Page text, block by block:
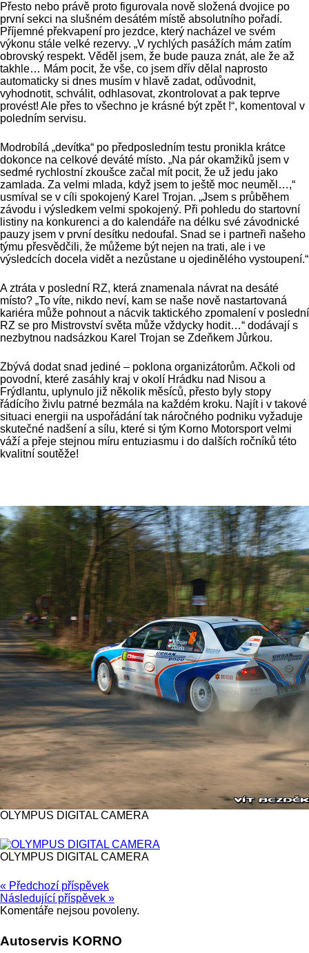
Přesto nebo právě proto figurovala nově složená dvojice po
první sekci na slušném desátém místě absolutního pořadí.
Příjemné překvapení pro jezdce, který nacházel ve svém
výkonu stále velké rezervy. „V rychlých pasážích mám zatím
obrovský respekt. Věděl jsem, že bude pauza znát, ale že až
takhle… Mám pocit, že vše, co jsem dřív dělal naprosto
automaticky si dnes musím v hlavě zadat, odůvodnit,
vyhodnotit, schválit, odhlasovat, zkontrolovat a pak teprve
provést! Ale přes to všechno je krásné být zpět !“, komentoval v
poledním servisu.
Modrobílá „devítka“ po předposledním testu pronikla krátce
dokonce na celkové deváté místo. „Na pár okamžiků jsem v
sedmé rychlostní zkoušce začal mít pocit, že už jedu jako
zamlada. Za velmi mlada, když jsem to ještě moc neuměl…,“
usmíval se v cíli spokojený Karel Trojan. „Jsem s průběhem
závodu i výsledkem velmi spokojený. Při pohledu do startovní
listiny na konkurenci a do kalendáře na délku své závodnické
pauzy jsem v první desítku nedoufal. Snad se i partneři našeho
týmu přesvědčili, že můžeme být nejen na trati, ale i ve
výsledcích docela vidět a nezůstane u ojedinělého vystoupení.“
A ztráta v poslední RZ, která znamenala návrat na desáté
místo? „To víte, nikdo neví, kam se naše nově nastartovaná
kariéra může pohnout a nácvik taktického zpomalení v poslední
RZ se pro Mistrovství světa může vždycky hodit…“ dodávají s
nezbytnou nadsázkou Karel Trojan se Zdeňkem Jůrkou.
Zbývá dodat snad jediné – poklona organizátorům. Ačkoli od
povodní, které zasáhly kraj v okolí Hrádku nad Nisou a
Frýdlantu, uplynulo již několik měsíců, přesto byly stopy
řádícího živlu patrné bezmála na každém kroku. Najít i v takové
situaci energii na uspořádání tak náročného podniku vyžaduje
skutečné nadšení a sílu, které si tým Korno Motorsport velmi
váží a přeje stejnou míru entuziasmu i do dalších ročníků této
kvalitní soutěže!
OLYMPUS DIGITAL CAMERA
OLYMPUS DIGITAL CAMERA
« Předchozí příspěvek
Následující příspěvek »
Komentáře nejsou povoleny.
Autoservis KORNO